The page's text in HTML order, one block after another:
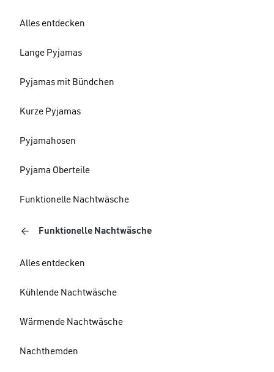
Alles entdecken
Lange Pyjamas
Pyjamas mit Bündchen
Kurze Pyjamas
Pyjamahosen
Pyjama Oberteile
Funktionelle Nachtwäsche
Funktionelle Nachtwäsche
Alles entdecken
Kühlende Nachtwäsche
Wärmende Nachtwäsche
Nachthemden